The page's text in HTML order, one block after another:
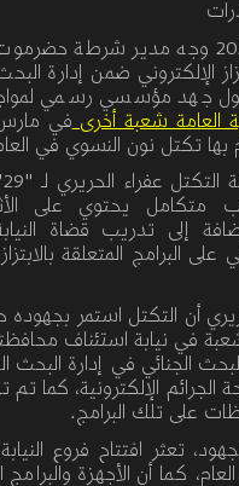
وجه مدير شرطة حضرموت
الإلكتروني ضمن إدارة
جهد مؤسسي رسمي
العامة شعبة أخرى في مارس
بها تكتل نون النسوي في
عفراء الحريري لـ "29" إن
متكامل يحتوي على
إلى تدريب قضاة
على البرامج المتعلقة بالابتزاز
أن التكتل استمر بجهوده
في نيابة استئناف
الجنائي في إدارة البحث
الجرائم الإلكترونية، كما
على تلك البرامج.
تعثر افتتاح فروع
العام، كما أن الأجهزة